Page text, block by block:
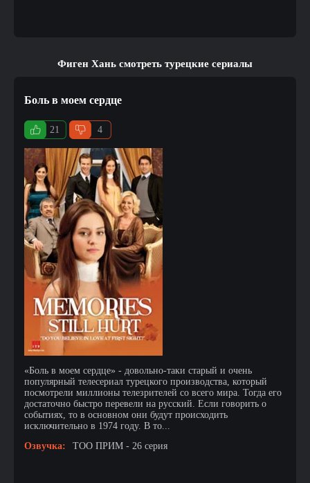
Фиген Хань смотреть турецкие сериалы
Боль в моем сердце
21 4
«Боль в моем сердце» - довольно-таки старый и очень
популярный телесериал турецкого производства, который
посмотрели миллионы телезрителей со всего мира. Тогда его
достаточно быстро перевели на русский. Если говорить о
событиях, то в основном они будут происходить
исключительно в 1974 году. В то...
Озвучка:
ТОО ПРИМ - 26 серия